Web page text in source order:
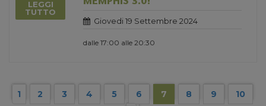
LEGGI
TUTTO
Giovedi 19 Settembre 2024
dalle 17:00 alle 20:30
1 2 3 4 5 6 7 8 9 10